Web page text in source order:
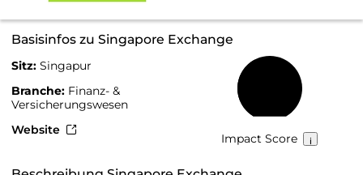
Basisinfos zu Singapore Exchange
Sitz: Singapur
Branche: Finanz- &
Versicherungswesen
Website
Impact Score